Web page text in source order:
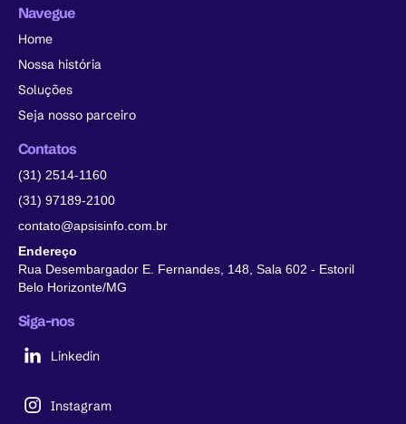
Navegue
Home
Nossa história
Soluções
Seja nosso parceiro
Contatos
(31) 2514-1160
(31) 97189-2100
contato@apsisinfo.com.br
Endereço
Rua Desembargador E. Fernandes, 148, Sala 602 - Estoril
Belo Horizonte/MG
Siga-nos
Linkedin
Instagram